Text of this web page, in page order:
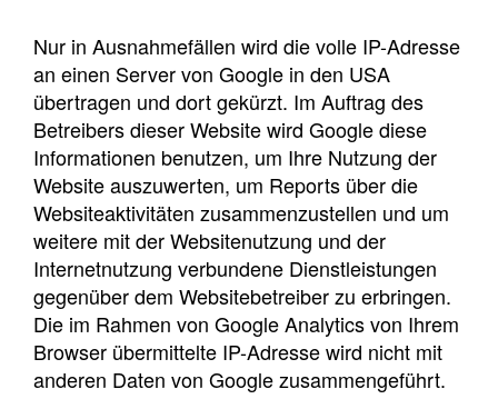
Nur in Ausnahmefällen wird die volle IP-Adresse
an einen Server von Google in den USA
übertragen und dort gekürzt. Im Auftrag des
Betreibers dieser Website wird Google diese
Informationen benutzen, um Ihre Nutzung der
Website auszuwerten, um Reports über die
Websiteaktivitäten zusammenzustellen und um
weitere mit der Websitenutzung und der
Internetnutzung verbundene Dienstleistungen
gegenüber dem Websitebetreiber zu erbringen.
Die im Rahmen von Google Analytics von Ihrem
Browser übermittelte IP-Adresse wird nicht mit
anderen Daten von Google zusammengeführt.